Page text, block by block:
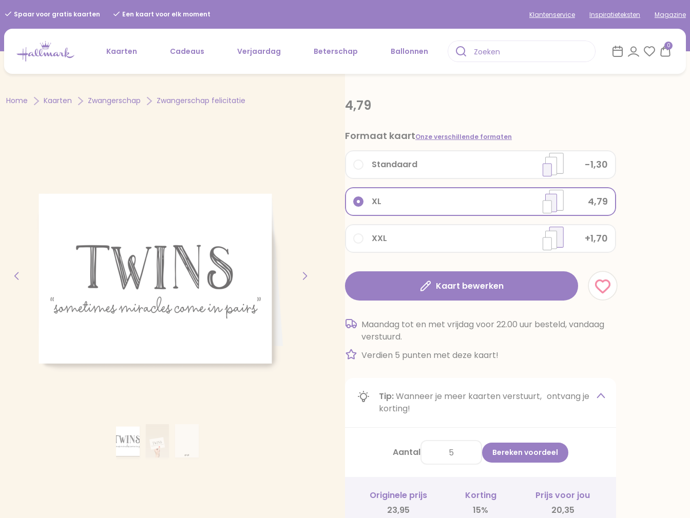
Spaar voor gratis kaarten Een kaart voor elk moment Klantenservice Inspiratieteksten Magazine
Kaarten Cadeaus Verjaardag Beterschap Ballonnen
0
Home Kaarten Zwangerschap Zwangerschap felicitatie 4,79
Formaat kaartOnze verschillende formaten
XXL +1,70
XL 4,79
Standaard -1,30
Kaart bewerken
Maandag tot en met vrijdag voor 22.00 uur besteld, vandaag
verstuurd.
Verdien 5 punten met deze kaart!
Tip:Wanneer je meer kaarten verstuurt, ontvang je
korting!
Aantal Bereken voordeel
Originele prijs Korting
Prijs voor jou
23,95
15% 20,35